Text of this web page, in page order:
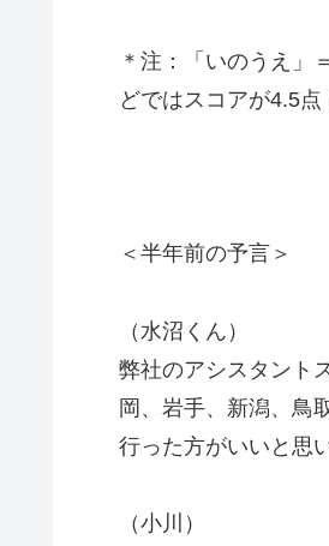
＊注：「いのうえ」
どではスコアが4.5点
＜半年前の予言＞
（水沼くん）
弊社のアシスタント
岡、岩手、新潟、鳥
行った方がいいと思
（小川）